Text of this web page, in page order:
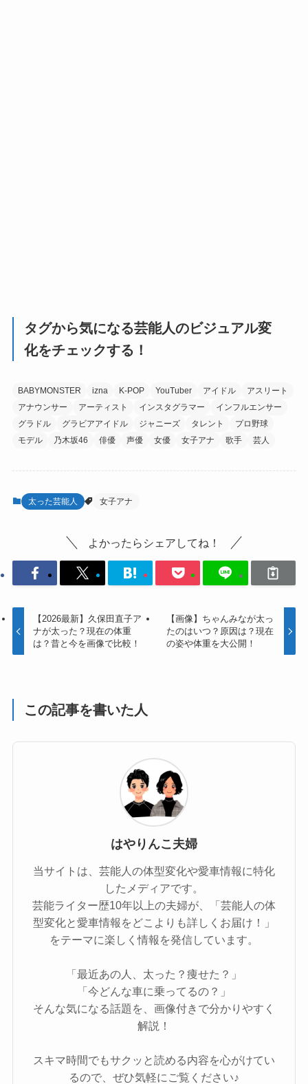
タグから気になる芸能人のビジュアル変
化をチェックする！
BABYMONSTER izna K-POP YouTuber アイドル
アスリート
アナウンサー
アーティスト インスタグラマー
インフルエンサー
グラドル
グラビアアイドル ジャニーズ タレント
プロ野球
モデル
乃木坂46 俳優 声優 女優 女子アナ 歌手 芸人
太った芸能人 女子アナ
よかったらシェアしてね！
【2026最新】久保田直子ア
ナが太った？現在の体重
は？昔と今を画像で比較！
【画像】ちゃんみなが太っ
たのはいつ？原因は？現在
の姿や体重を大公開！
この記事を書いた人
はやりんこ夫婦
当サイトは、芸能人の体型変化や愛車情報に特化
したメディアです。
芸能ライター歴10年以上の夫婦が、「芸能人の体
型変化と愛車情報をどこよりも詳しくお届け！」
をテーマに楽しく情報を発信しています。
「最近あの人、太った？痩せた？」
「今どんな車に乗ってるの？」
そんな気になる話題を、画像付きで分かりやすく
解説！
スキマ時間でもサクッと読める内容を心がけてい
るので、ぜひ気軽にご覧ください♪